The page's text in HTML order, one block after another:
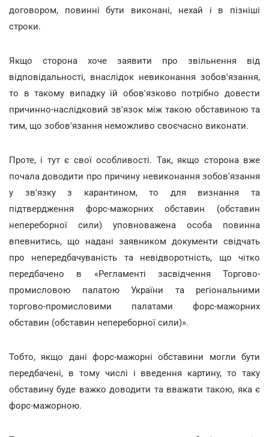
договором, повинні бути виконані, нехай і в пізніші
строки.
Якщо сторона хоче заявити про звільнення від
відповідальності, внаслідок невиконання зобов'язання,
то в такому випадку їй обов'язково потрібно довести
причинно-наслідковий зв'язок між такою обставиною та
тим, що зобов'язання неможливо своєчасно виконати.
Проте, і тут є свої особливості. Так, якщо сторона вже
почала доводити про причину невиконання зобов'язання
у зв'язку з карантином, то для визнання та
підтвердження форс-мажорних обставин (обставин
непереборної сили) уповноважена особа повинна
впевнитись, що надані заявником документи свідчать
про непередбачуваність та невідворотність, що чітко
передбачено в «Регламенті засвідчення Торгово-
промисловою палатою України та регіональними
торгово-промисловими палатами форс-мажорних
обставин (обставин непереборної сили)».
Тобто, якщо дані форс-мажорні обставини могли бути
передбачені, в тому числі і введення картину, то таку
обставину буде важко доводити та вважати такою, яка є
форс-мажорною.